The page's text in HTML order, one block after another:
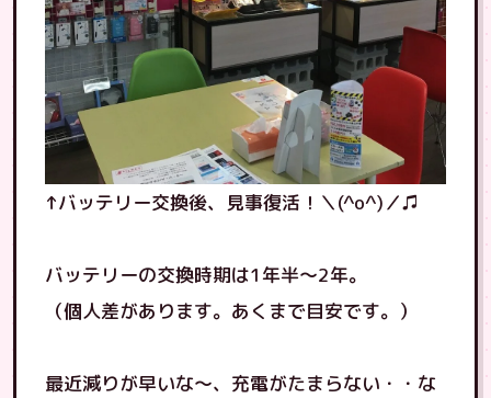
↑バッテリー交換後、見事復活！＼(^o^)／♫
バッテリーの交換時期は1年半〜2年。
（個人差があります。あくまで目安です。）
最近減りが早いな〜、充電がたまらない・・な